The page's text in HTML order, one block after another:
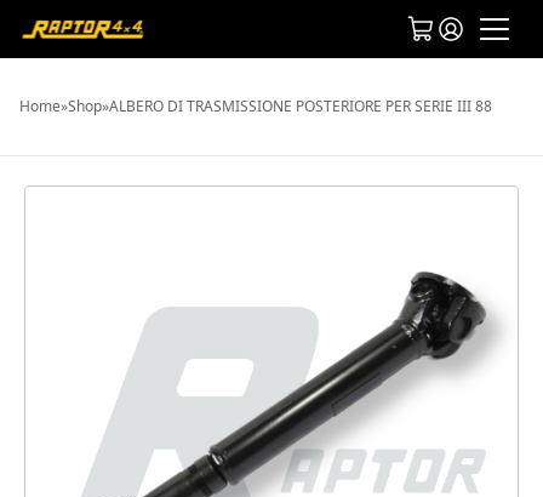
Home»Shop»ALBERO DI TRASMISSIONE POSTERIORE PER SERIE III 88